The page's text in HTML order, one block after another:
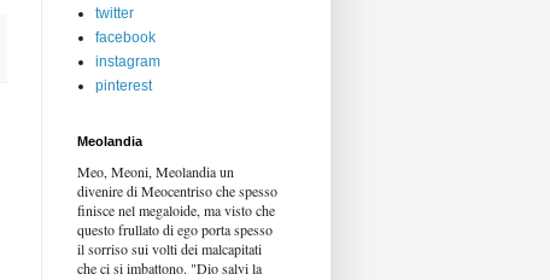
twitter
facebook
instagram
pinterest
Meolandia
Meo, Meoni, Meolandia un
divenire di Meocentriso che spesso
finisce nel megaloide, ma visto che
questo frullato di ego porta spesso
il sorriso sui volti dei malcapitati
che ci si imbattono. "Dio salvi la